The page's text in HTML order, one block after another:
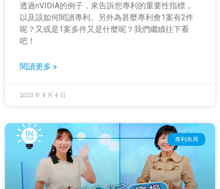
透過nVIDIA的例子，來告訴您專利的重要性指標，
以及該如何閱讀專利。另外為甚麼專利會1案有2件
呢？又或是1案多件又是什麼呢？我們繼續往下看
吧！
閱讀更多 »
2023 年 8 月 4 日
專利布局